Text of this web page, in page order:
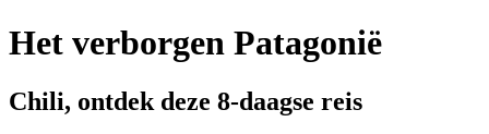
Het verborgen Patagonië
Chili, ontdek deze 8-daagse reis